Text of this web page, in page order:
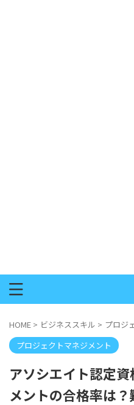
HOME > ビジネススキル > プロジ
プロジェクトマネジメント
アソシエイト認定
メントの合格率は